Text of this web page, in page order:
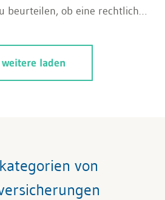
beurteilen, ob eine rechtlich
und zeigt, worauf
Schweiz in der Praxis
laden
von